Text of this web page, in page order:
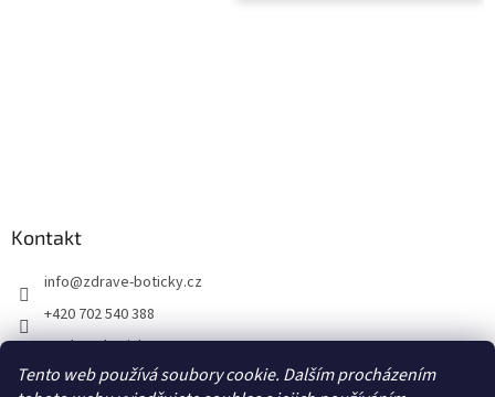
Tento web používá soubory cookie. Dalším procházením
Kontakt
info@zdrave-boticky.cz
+420 702 540 388
@zdraveboticky
zdraveboticky